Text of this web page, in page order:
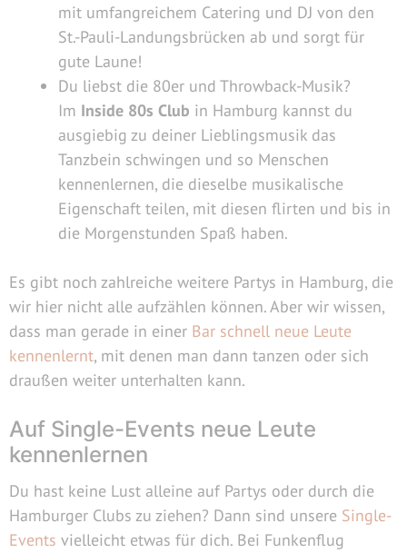
mit umfangreichem Catering und DJ von den
St.-Pauli-Landungsbrücken ab und sorgt für
gute Laune!
Du liebst die 80er und Throwback-Musik?
Im Inside 80s Club in Hamburg kannst du
ausgiebig zu deiner Lieblingsmusik das
Tanzbein schwingen und so Menschen
kennenlernen, die dieselbe musikalische
Eigenschaft teilen, mit diesen flirten und bis in
die Morgenstunden Spaß haben.
Es gibt noch zahlreiche weitere Partys in Hamburg, die
wir hier nicht alle aufzählen können. Aber wir wissen,
dass man gerade in einer Bar schnell neue Leute
kennenlernt, mit denen man dann tanzen oder sich
draußen weiter unterhalten kann.
Auf Single-Events neue Leute
kennenlernen
Du hast keine Lust alleine auf Partys oder durch die
Hamburger Clubs zu ziehen? Dann sind unsere Single-
Events vielleicht etwas für dich. Bei Funkenflug